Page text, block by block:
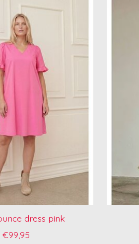
dress pink
€99,95